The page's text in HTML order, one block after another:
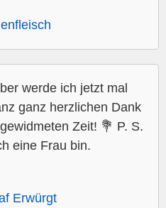
werde ich jetzt mal
ganz herzlichen Dank
Zeit! 💐 P. S.
eine Frau bin.
Erwürgt